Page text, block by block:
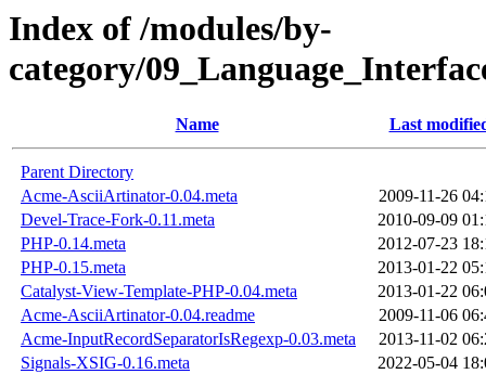
Index of /modules/by-
category/
Name Last
Parent Directory
Acme-AsciiArtinator-0.04.meta
2009-11-26
Devel-Trace-Fork-0.11.meta
2010-09-09
PHP-0.14.meta
2012-07-23
PHP-0.15.meta
2013-01-22
Catalyst-View-Template-PHP-0.04.meta
2013-01-22
Acme-AsciiArtinator-0.04.readme
2009-11-06
Acme-InputRecordSeparatorIsRegexp-0.03.meta
2013-11-02
Signals-XSIG-0.16.meta
2022-05-04